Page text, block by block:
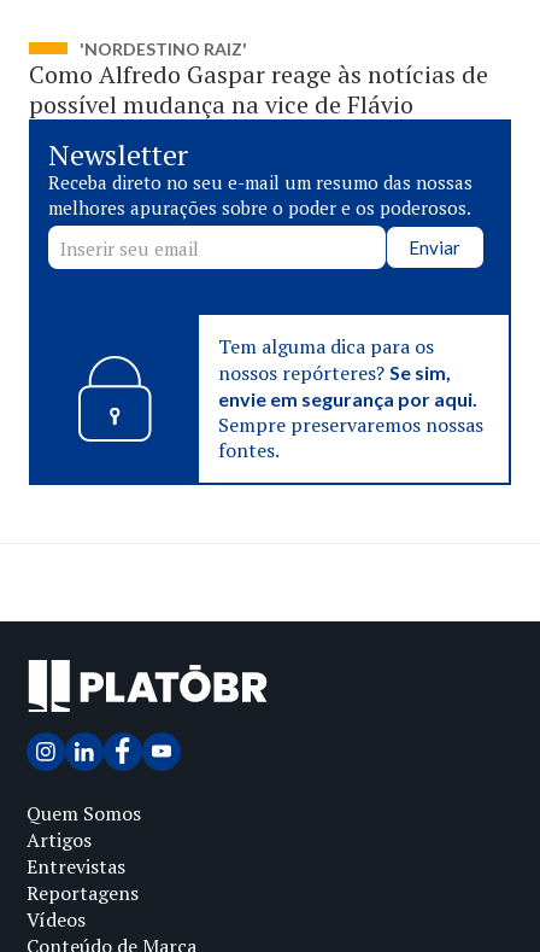
'NORDESTINO RAIZ'
Como Alfredo Gaspar reage às notícias de
possível mudança na vice de Flávio
Newsletter
Receba direto no seu e-mail um resumo das nossas
melhores apurações sobre o poder e os poderosos.
Enviar
Tem alguma dica para os
nossos repórteres? Se sim,
envie em segurança por aqui.
Sempre preservaremos nossas
fontes.
Quem Somos
Artigos
Entrevistas
Reportagens
Vídeos
Conteúdo de Marca